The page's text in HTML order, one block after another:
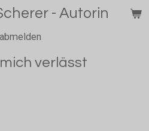
- Autorin
verlässt